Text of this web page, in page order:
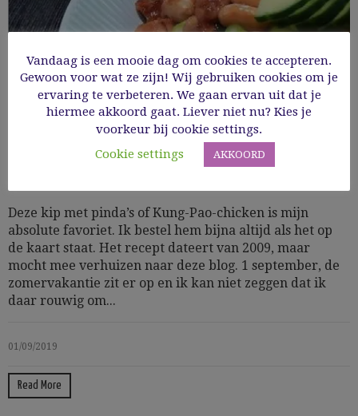
Kip met pinda’s
Deze kip met pinda’s of Kung-Pao-chicken is mijn
absolute favoriet. Ik bestel hem bijna altijd als het op
de kaart staat. Het recept dateert van 2009, maar
mocht mee verhuizen naar deze blog. 1 september, de
zomervakantie zit er op en ik kan niet zeggen dat ik
daar rouwig om...
01/09/2019
Read More
Vandaag is een mooie dag om cookies te accepteren.
Gewoon voor wat ze zijn! Wij gebruiken cookies om je
ervaring te verbeteren. We gaan ervan uit dat je
hiermee akkoord gaat. Liever niet nu? Kies je
voorkeur bij cookie settings.
Cookie settings
AKKOORD